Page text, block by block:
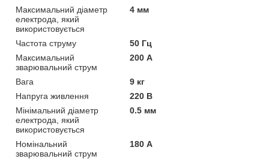
Максимальний діаметр
електрода, який
використовується
4 мм
Частота струму
50 Гц
Максимальний
зварювальний струм
200 А
Вага
9 кг
Напруга живлення
220 В
Мінімальний діаметр
електрода, який
використовується
0.5 мм
Номінальний
зварювальний струм
180 А